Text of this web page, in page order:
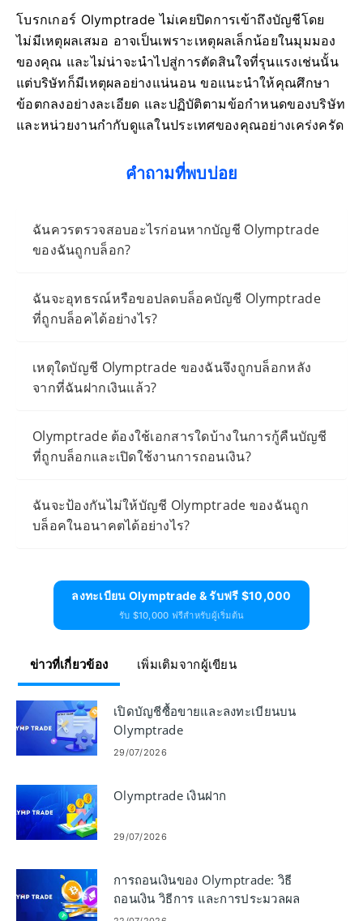
โบรกเกอร์ Olymptrade ไม่เคยปิดการเข้าถึงบัญชีโดย
ไม่มีเหตุผลเสมอ อาจเป็นเพราะเหตุผลเล็กน้อยในมุมมอง
ของคุณ และไม่น่าจะนำไปสู่การตัดสินใจที่รุนแรงเช่นนั้น
แต่บริษัทก็มีเหตุผลอย่างแน่นอน ขอแนะนำให้คุณศึกษา
ข้อตกลงอย่างละเอียด และปฏิบัติตามข้อกำหนดของบริษัท
และหน่วยงานกำกับดูแลในประเทศของคุณอย่างเคร่งครัด
คำถามที่พบบ่อย
ฉันควรตรวจสอบอะไรก่อนหากบัญชี Olymptrade
ของฉันถูกบล็อก?
ฉันจะอุทธรณ์หรือขอปลดบล็อคบัญชี Olymptrade
ที่ถูกบล็อคได้อย่างไร?
เหตุใดบัญชี Olymptrade ของฉันจึงถูกบล็อกหลัง
จากที่ฉันฝากเงินแล้ว?
Olymptrade ต้องใช้เอกสารใดบ้างในการกู้คืนบัญชี
ที่ถูกบล็อกและเปิดใช้งานการถอนเงิน?
ฉันจะป้องกันไม่ให้บัญชี Olymptrade ของฉันถูก
บล็อคในอนาคตได้อย่างไร?
ลงทะเบียน Olymptrade & รับฟรี $10,000
รับ $10,000 ฟรีสำหรับผู้เริ่มต้น
ข่าวที่เกี่ยวข้อง เพิ่มเติมจากผู้เขียน
เปิดบัญชีซื้อขายและลงทะเบียนบน
Olymptrade
29/07/2026
Olymptrade เงินฝาก
29/07/2026
การถอนเงินของ Olymptrade: วิธี
ถอนเงิน วิธีการ และการประมวลผล